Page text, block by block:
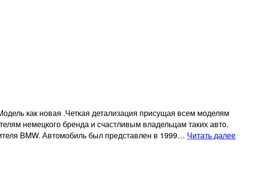
как новая .Четкая детализация присущая всем моделям
немецкого бренда и счастливым владельцам таких авто.
BMW. Автомобиль был представлен в 1999… Читать далее